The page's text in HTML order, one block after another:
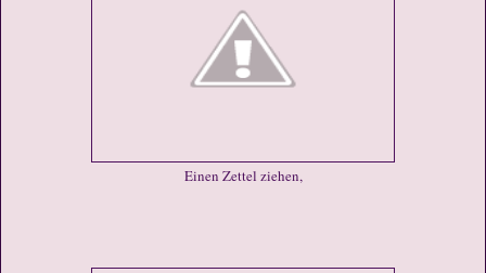
Einen Zettel ziehen,